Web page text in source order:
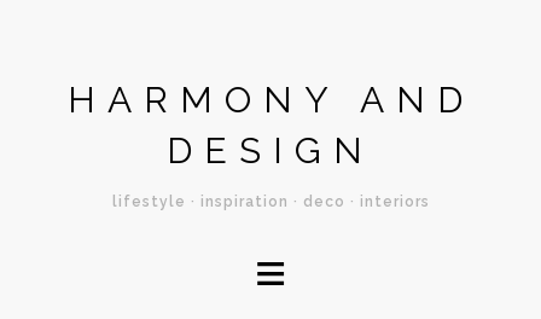
HARMONY AND
DESIGN
lifestyle · inspiration · deco · interiors
≡